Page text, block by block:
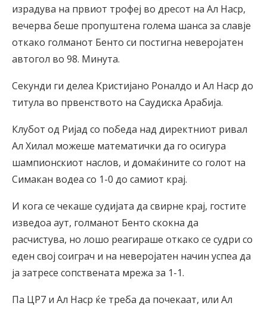
израдува на првиот трофеј во дресот на Ал Наср,
вечерва беше пропуштена голема шанса за славје
откако голманот Бенто си постигна неверојатен
автогол во 98. Минута.
Секунди ги делеа Кристијано Роналдо и Ал Наср до
титула во првенството на Саудиска Арабија.
Клубот од Ријад со победа над директниот ривал
Ал Хилал можеше математички да го осигура
шампионскиот наслов, и домаќините со голот на
Симакан водеа со 1-0 до самиот крај.
И кога се чекаше судијата да свирне крај, гостите
изведоа аут, голманот Бенто скокна да
расчистува, но лошо реагираше откако се судри со
еден свој соиграч и на неверојатен начин успеа да
ја затресе сопствената мрежа за 1-1.
Па ЦР7 и Ал Наср ќе треба да почекаат, или Ал